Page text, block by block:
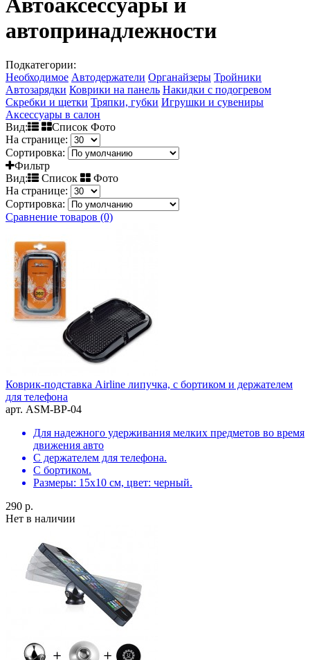
Автоаксессуары и
автопринадлежности
Подкатегории:
Необходимое Автодержатели Органайзеры Тройники
Автозарядки Коврики на панель Накидки с подогревом
Скребки и щетки Тряпки, губки Игрушки и сувениры
Аксессуары в салон
Вид:
Список Фото
На странице:
Сортировка:
Фильтр
Вид:
Список
Фото
На странице:
Сортировка:
Сравнение товаров (0)
Коврик-подставка Airline липучка, с бортиком и держателем
для телефона
арт. ASM-BP-04
Для надежного удерживания мелких предметов во время
движения авто
С держателем для телефона.
С бортиком.
Размеры: 15х10 см, цвет: черный.
290 р.
Нет в наличии